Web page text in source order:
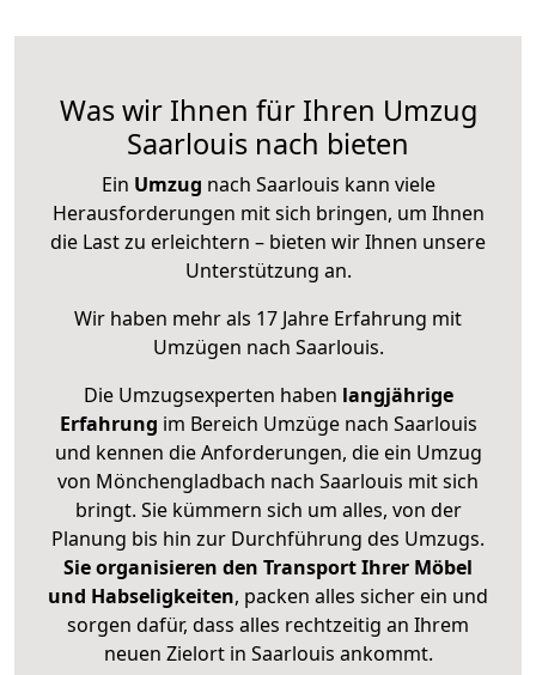
Was wir Ihnen für Ihren Umzug
Saarlouis nach bieten
Ein Umzug nach Saarlouis kann viele
Herausforderungen mit sich bringen, um Ihnen
die Last zu erleichtern – bieten wir Ihnen unsere
Unterstützung an.
Wir haben mehr als 17 Jahre Erfahrung mit
Umzügen nach Saarlouis.
Die Umzugsexperten haben langjährige
Erfahrung im Bereich Umzüge nach Saarlouis
und kennen die Anforderungen, die ein Umzug
von Mönchengladbach nach Saarlouis mit sich
bringt. Sie kümmern sich um alles, von der
Planung bis hin zur Durchführung des Umzugs.
Sie organisieren den Transport Ihrer Möbel
und Habseligkeiten, packen alles sicher ein und
sorgen dafür, dass alles rechtzeitig an Ihrem
neuen Zielort in Saarlouis ankommt.